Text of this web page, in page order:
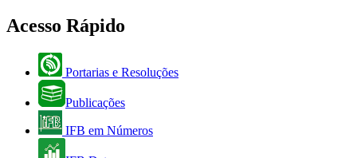
Acesso Rápido
Portarias e Resoluções
Publicações
IFB em Números